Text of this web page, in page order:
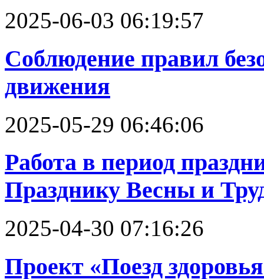
2025-06-03 06:19:57
Соблюдение правил
движения
2025-05-29 06:46:06
Работа в период
Празднику Весны и
2025-04-30 07:16:26
Проект «Поезд